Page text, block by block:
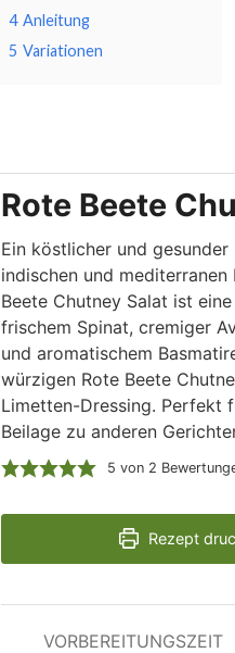
4 Anleitung
5 Variationen
Rote Beete
Ein köstlicher und
indischen und mediterranen
Beete Chutney Salat ist
frischem Spinat, cremiger
und aromatischem
würzigen Rote Beete
Limetten-Dressing. Perfekt
Beilage zu anderen
5 von 2
Rezept
VORBEREITUNGSZEIT